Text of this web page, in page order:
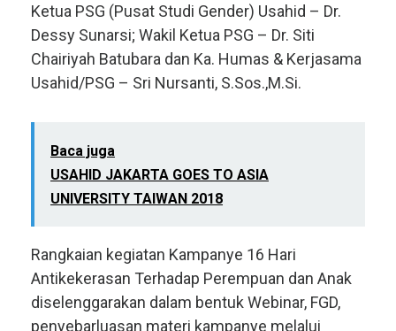
Ketua PSG (Pusat Studi Gender) Usahid – Dr.
Dessy Sunarsi; Wakil Ketua PSG – Dr. Siti
Chairiyah Batubara dan Ka. Humas & Kerjasama
Usahid/PSG – Sri Nursanti, S.Sos.,M.Si.
Baca juga
USAHID JAKARTA GOES TO ASIA
UNIVERSITY TAIWAN 2018
Rangkaian kegiatan Kampanye 16 Hari
Antikekerasan Terhadap Perempuan dan Anak
diselenggarakan dalam bentuk Webinar, FGD,
penyebarluasan materi kampanye melalui